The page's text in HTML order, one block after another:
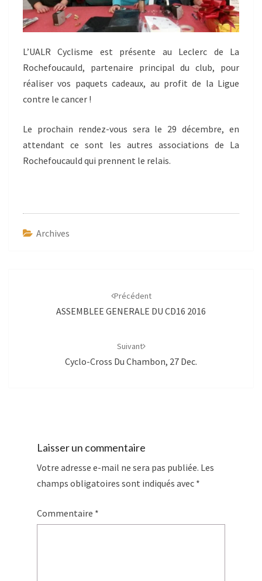
L’UALR Cyclisme est présente au Leclerc de La
Rochefoucauld, partenaire principal du club, pour
réaliser vos paquets cadeaux, au profit de la Ligue
contre le cancer !
Le prochain rendez-vous sera le 29 décembre, en
attendant ce sont les autres associations de La
Rochefoucauld qui prennent le relais.
Archives
Précédent
ASSEMBLEE GENERALE DU CD16 2016
Suivant
Cyclo-Cross Du Chambon, 27 Dec.
Laisser un commentaire
Votre adresse e-mail ne sera pas publiée. Les
champs obligatoires sont indiqués avec *
Commentaire *